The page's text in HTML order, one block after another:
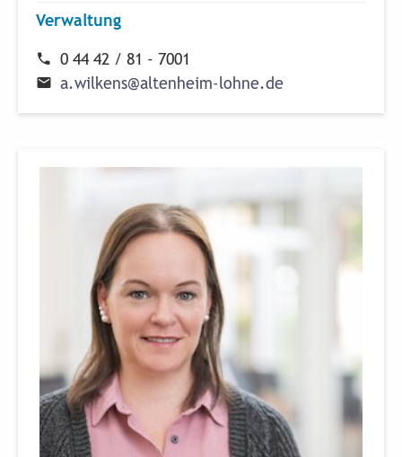
Verwaltung
0 44 42 / 81 - 7001
a.wilkens@altenheim-lohne.de